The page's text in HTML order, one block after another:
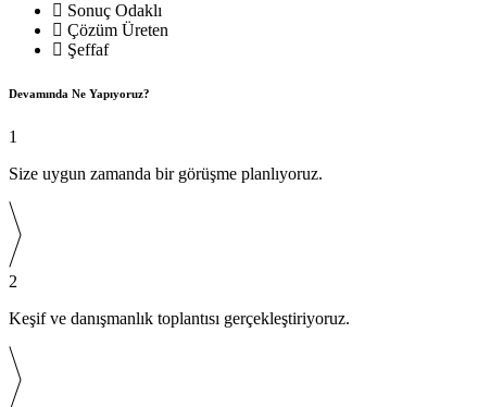
Sonuç Odaklı
Çözüm Üreten
Şeffaf
Devamında Ne Yapıyoruz?
1
Size uygun zamanda bir görüşme planlıyoruz.
2
Keşif ve danışmanlık toplantısı gerçekleştiriyoruz.